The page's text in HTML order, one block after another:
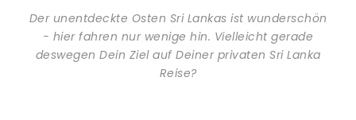
Der unentdeckte Osten Sri Lankas ist wunderschön
- hier fahren nur wenige hin. Vielleicht gerade
deswegen Dein Ziel auf Deiner privaten Sri Lanka
Reise?